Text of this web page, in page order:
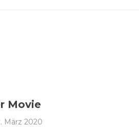
Movie
März 2020